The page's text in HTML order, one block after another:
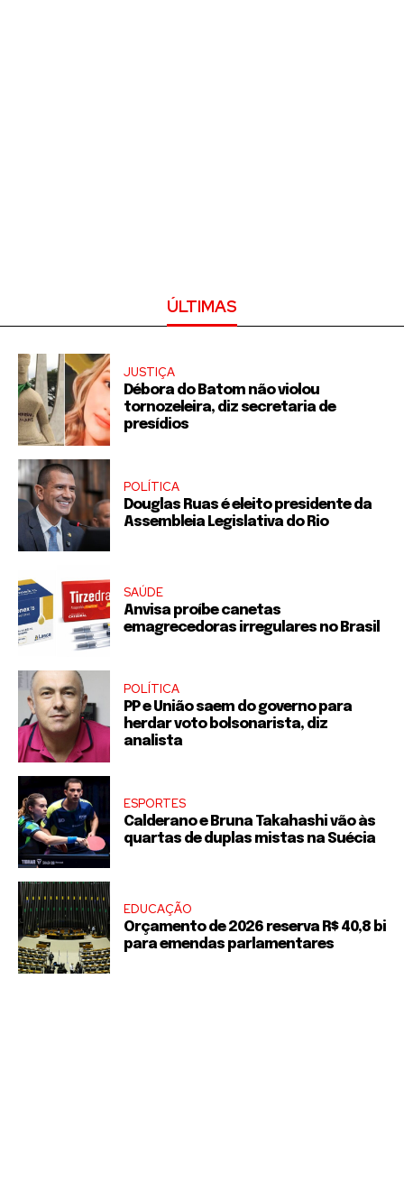
ÚLTIMAS
JUSTIÇA
Débora do Batom não violou
tornozeleira, diz secretaria de
presídios
POLÍTICA
Douglas Ruas é eleito presidente da
Assembleia Legislativa do Rio
SAÚDE
Anvisa proíbe canetas
emagrecedoras irregulares no Brasil
POLÍTICA
PP e União saem do governo para
herdar voto bolsonarista, diz
analista
ESPORTES
Calderano e Bruna Takahashi vão às
quartas de duplas mistas na Suécia
EDUCAÇÃO
Orçamento de 2026 reserva R$ 40,8 bi
para emendas parlamentares